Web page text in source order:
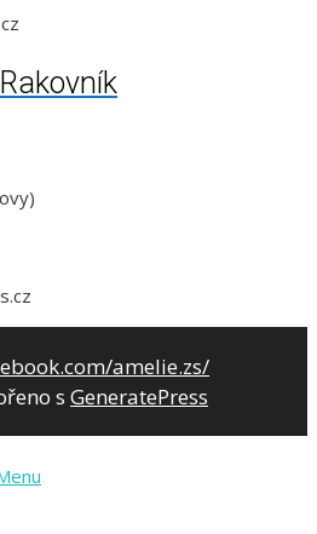
s GeneratePress